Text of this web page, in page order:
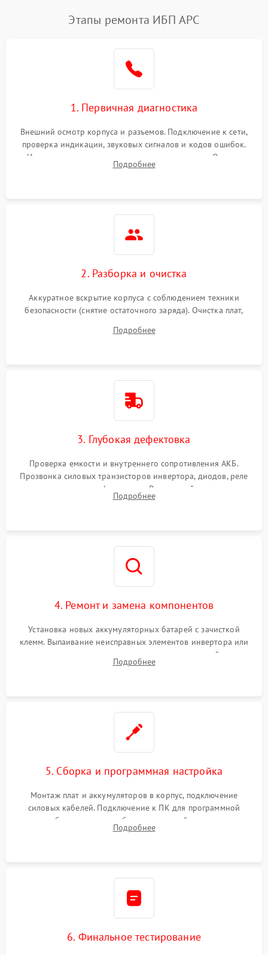
Этапы ремонта ИБП APC
1. Первичная диагностика
Внешний осмотр корпуса и разъемов. Подключение к сети,
проверка индикации, звуковых сигналов и кодов ошибок.
Измерение входного и выходного напряжения. Оценка
реакции ИБП на отключение основного питания без
Подробнее
2. Разборка и очистка
Аккуратное вскрытие корпуса с соблюдением техники
безопасности (снятие остаточного заряда). Очистка плат,
и кистей для предотвращения перегрева и замыканий.
Подробнее
3. Глубокая дефектовка
Проверка емкости и внутреннего сопротивления АКБ.
Прозвонка силовых транзисторов инвертора, диодов, реле
переключения и трансформатора. Визуальный поиск вздутых
конденсаторов и прогаров на печатной плате.
Подробнее
4. Ремонт и замена компонентов
Установка новых аккумуляторных батарей с зачисткой
клемм. Выпаивание неисправных элементов инвертора или
цепи зарядки и монтаж новых радиодеталей.
Восстановление поврежденных токоведущих дорожек и
Подробнее
5. Сборка и программная настройка
Монтаж плат и аккумуляторов в корпус, подключение
силовых кабелей. Подключение к ПК для программной
калибровки констант батареи, настройки порогов
срабатывания AVR и сброса счетчиков старения АКБ.
Подробнее
6. Финальное тестирование